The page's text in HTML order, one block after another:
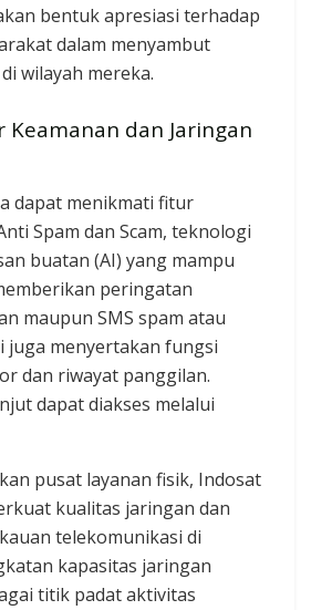
bentuk apresiasi terhadap
dalam menyambut
wilayah mereka.
Keamanan dan Jaringan
dapat menikmati fitur
Spam dan Scam, teknologi
buatan (AI) yang mampu
peringatan
maupun SMS spam atau
juga menyertakan fungsi
dan riwayat panggilan.
dapat diakses melalui
pusat layanan fisik, Indosat
kualitas jaringan dan
telekomunikasi di
kapasitas jaringan
titik padat aktivitas